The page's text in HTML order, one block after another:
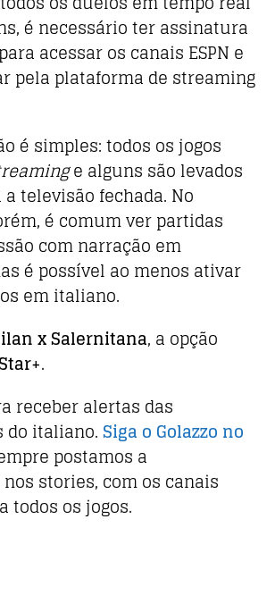
é necessário ter assinatura
acessar os canais ESPN e
pela plataforma de streaming
é simples: todos os jogos
e alguns são levados
televisão fechada. No
é comum ver partidas
com narração em
é possível ao menos ativar
em italiano.
x Salernitana, a opção
.
receber alertas das
do italiano.Siga o Golazzo no
postamos a
stories, com os canais
todos os jogos.